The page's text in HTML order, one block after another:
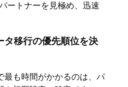
ートナーを見極め、迅速
タ移行の優先順位を決
最も時間がかかるのは、パ